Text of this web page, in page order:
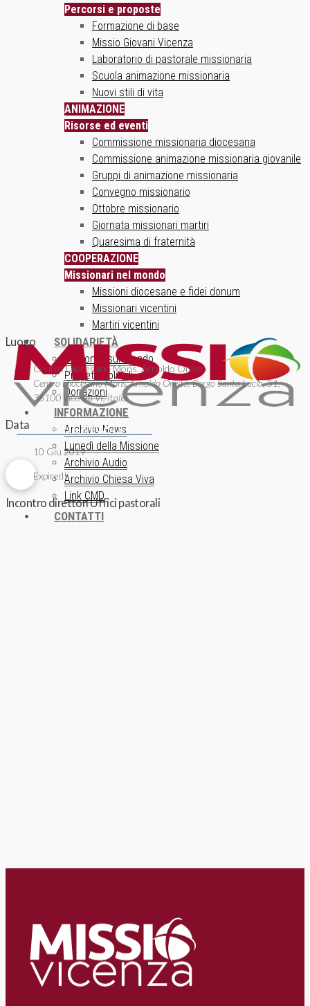
Percorsi e proposte
Formazione di base
Missio Giovani Vicenza
Laboratorio di pastorale missionaria
Scuola animazione missionaria
Nuovi stili di vita
ANIMAZIONE
Risorse ed eventi
Commissione missionaria diocesana
Commissione animazione missionaria giovanile
Gruppi di animazione missionaria
Convegno missionario
Ottobre missionario
Giornata missionari martiri
Quaresima di fraternità
COOPERAZIONE
Missionari nel mondo
Missioni diocesane e fidei donum
Missionari vicentini
Martiri vicentini
SOLIDARIETÀ
Un ponte sul mondo
Progetti solidali
Donazioni
INFORMAZIONE
Archivio News
Lunedì della Missione
Archivio Audio
Archivio Chiesa Viva
Link CMD
CONTATTI
ISCRIZIONE NEWSLETTER
Luogo
Centro Diocesano Mons. Arnoldo Onisto
Centro Diocesano Mons. Arnoldo Onisto, Borgo Santa Lucia, 51,
36100 Vicenza VI, Italia
Data
10 Giu 2019
Expired!
Incontro direttori Uffici pastorali